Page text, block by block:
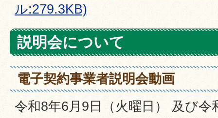
ル:279.3KB)
説明会について
電子契約事業者説明会動画
令和8年6月9日（火曜日） 及び令